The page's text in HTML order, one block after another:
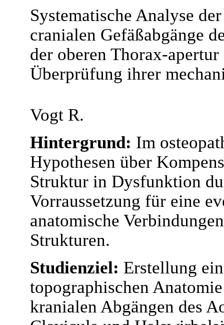
Systematische Analyse
cranialen Gefäßabgänge
der oberen Thorax-
Überprüfung ihrer
Vogt R.
Hintergrund: Im
Hypothesen über
Struktur in Dysfunktion
Vorraussetzung für eine
anatomische
Strukturen.
Studienziel: Erstellung
topographischen
kranialen Abgängen des